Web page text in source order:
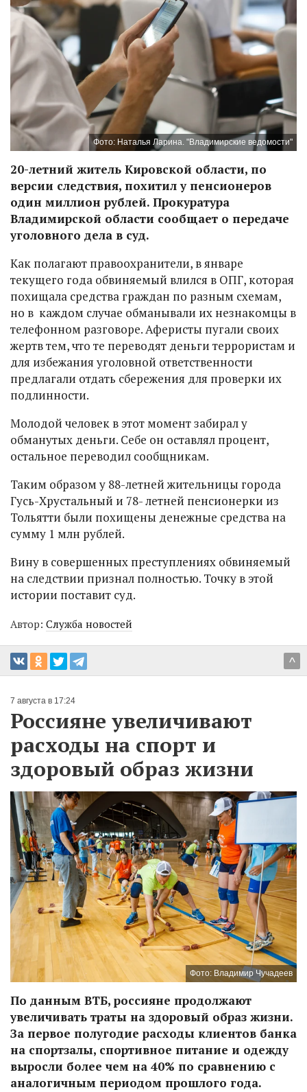
Фото: Наталья Ларина. "Владимирские ведомости"
20-летний житель Кировской области, по
версии следствия, похитил у пенсионеров
один миллион рублей. Прокуратура
Владимирской области сообщает о передаче
уголовного дела в суд.
Как полагают правоохранители, в январе
текущего года обвиняемый влился в ОПГ, которая
похищала средства граждан по разным схемам,
но в каждом случае обманывали их незнакомцы в
телефонном разговоре. Аферисты пугали своих
жертв тем, что те переводят деньги террористам и
для избежания уголовной ответственности
предлагали отдать сбережения для проверки их
подлинности.
Молодой человек в этот момент забирал у
обманутых деньги. Себе он оставлял процент,
остальное переводил сообщникам.
Таким образом у 88-летней жительницы города
Гусь-Хрустальный и 78- летней пенсионерки из
Тольятти были похищены денежные средства на
сумму 1 млн рублей.
Вину в совершенных преступлениях обвиняемый
на следствии признал полностью. Точку в этой
истории поставит суд.
Автор: Служба новостей
^
7 августа в 17:24
Россияне увеличивают
расходы на спорт и
здоровый образ жизни
Фото: Владимир Чучадеев
По данным ВТБ, россияне продолжают
увеличивать траты на здоровый образ жизни.
За первое полугодие расходы клиентов банка
на спортзалы, спортивное питание и одежду
выросли более чем на 40% по сравнению с
аналогичным периодом прошлого года.